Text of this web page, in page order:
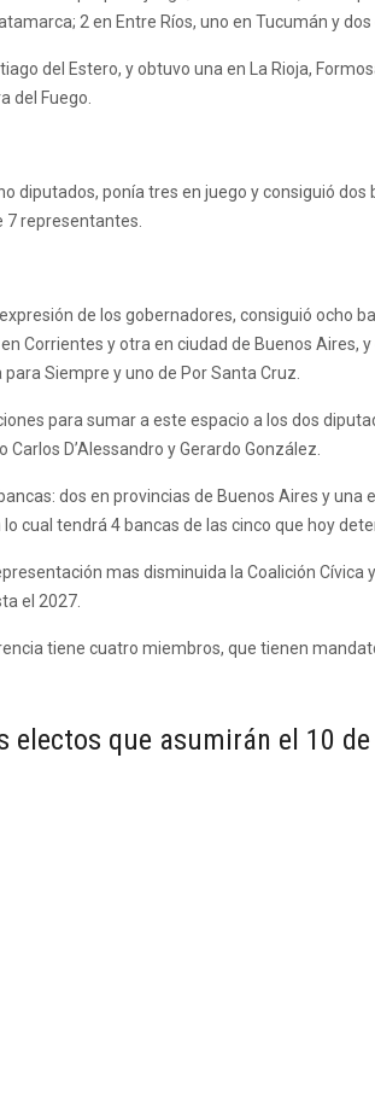
2 en Entre Ríos, uno en Tucumán y dos
del Estero, y obtuvo una en La Rioja,
del Fuego.
diputados, ponía tres en juego y consiguió
representantes.
de los gobernadores, consiguió ocho
Corrientes y otra en ciudad de Buenos Aires,
Siempre y uno de Por Santa Cruz.
para sumar a este espacio a los dos
D’Alessandro y Gerardo González.
dos en provincias de Buenos Aires y una
cual tendrá 4 bancas de las cinco que hoy
mas disminuida la Coalición Cívica
el 2027.
tiene cuatro miembros, que tienen
electos que asumirán el 10